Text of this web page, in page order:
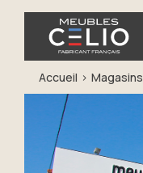
Accueil Magasins